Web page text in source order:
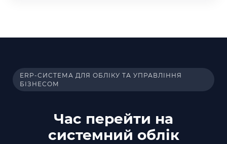
ERP-СИСТЕМА ДЛЯ ОБЛІКУ ТА УПРАВЛІННЯ
БІЗНЕСОМ
Час перейти на
системний облік